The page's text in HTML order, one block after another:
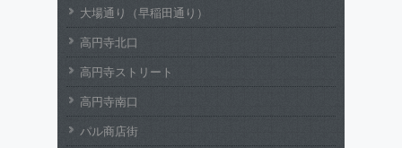
大場通り（早稲田通り）
高円寺北口
高円寺ストリート
高円寺南口
パル商店街